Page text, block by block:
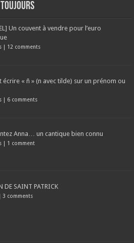
toujours
Un couvent à vendre pour l’euro
12 comments
écrire « ñ » (n avec tilde) sur un prénom ou
6 comments
Anna… un cantique bien connu
1 comment
DE SAINT PATRICK
3 comments